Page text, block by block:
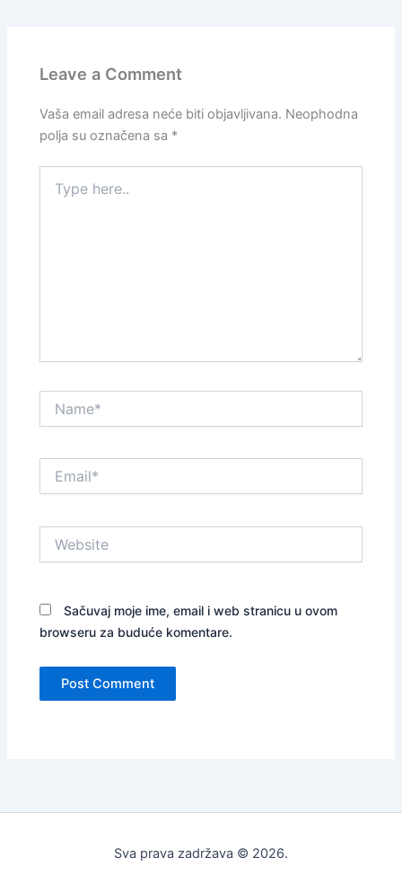
Leave a Comment
Vaša email adresa neće biti objavljivana. Neophodna
polja su označena sa *
here..
Sačuvaj moje ime, email i web stranicu u ovom
browseru za buduće komentare.
Sva prava zadržava © 2026.